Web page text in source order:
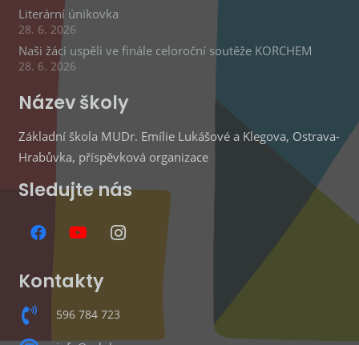
Literární únikovka
28. 6. 2026
Naši žáci uspěli ve finále celoroční soutěže KORCHEM
28. 6. 2026
Název školy
Základní škola MUDr. Emílie Lukášové a Klegova, Ostrava-
Hrabůvka, příspěvková organizace
Sledujte nás
Kontakty
596 784 723